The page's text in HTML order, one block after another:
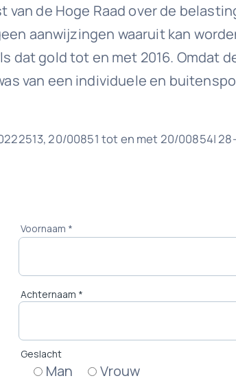
de Hoge Raad over de
aanwijzingen waaruit kan
dat gold tot en met 2016. Omdat
van een individuele en
20/00851 tot en met 20/00854|